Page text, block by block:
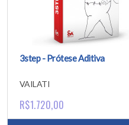
3step - Prótese Aditiva
VAILATI
R$1.720,00